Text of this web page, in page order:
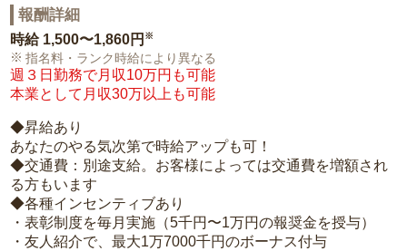
報酬詳細
時給 1,500〜1,860円 ※
指名料・ランク時給により異なる
週３日勤務で月収10万円も可能
本業として月収30万以上も可能
◆昇給あり
あなたのやる気次第で時給アップも可！
◆交通費：別途支給。お客様によっては交通費を増額され
る方もいます
◆各種インセンティブあり
・表彰制度を毎月実施（5千円〜1万円の報奨金を授与）
・友人紹介で、最大1万7000千円のボーナス付与